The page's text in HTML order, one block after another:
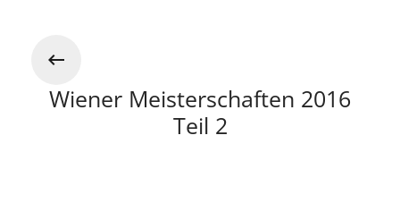
Wiener Meisterschaften 2016
Teil 2